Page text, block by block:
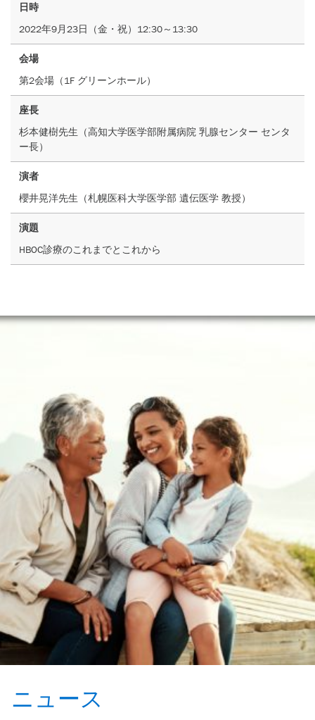
日時
2022年9月23日（金・祝） 12:30～ 13:30
会場
第2会場（1F グリーンホール）
座長
杉本健樹先生（高知大学医学部附属病院 乳腺センター センタ
ー長）
演者
櫻井晃洋先生（札幌医科大学医学部 遺伝医学 教授）
演題
HBOC診療のこれまでとこれから
ニュース